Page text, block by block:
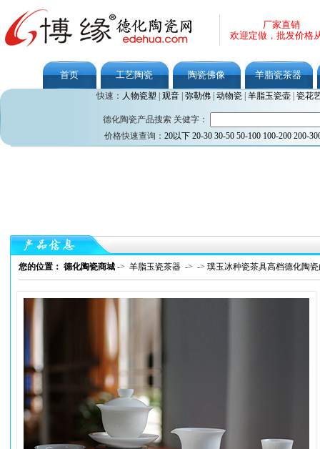
厂家直销
欢迎定做，批发价格
首页 工艺陶瓷 陶瓷佛像 羊脂瓷茶器
快速： 人物瓷塑 观音| 弥勒佛| 动物瓷| 羊脂玉瓷壶| 瓷花
德化陶瓷产品搜索 关健字：
价格快速查询： 20以下 20-30 30-50 50-100 100-200 200-
您的位置： 德化陶瓷商城 -> 羊脂玉瓷茶器 -> -> 璞玉冰种瓷茶具高档德化陶